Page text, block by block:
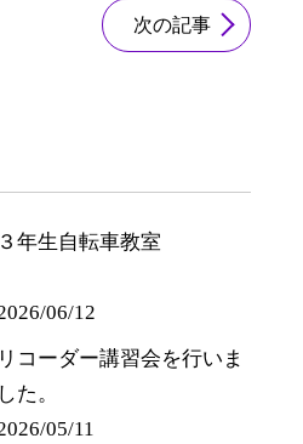
次の記事
３年生自転車教室
06/12
リコーダー講習会を行いま
した。
05/11